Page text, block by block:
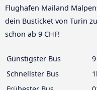
Flughafen Mailand
dein Busticket von Turin
schon ab 9 CHF!
Günstigster Bus
Schnellster Bus